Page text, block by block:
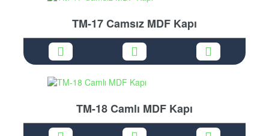
TM-17 Camsız MDF Kapı
TM-18 Camlı MDF Kapı